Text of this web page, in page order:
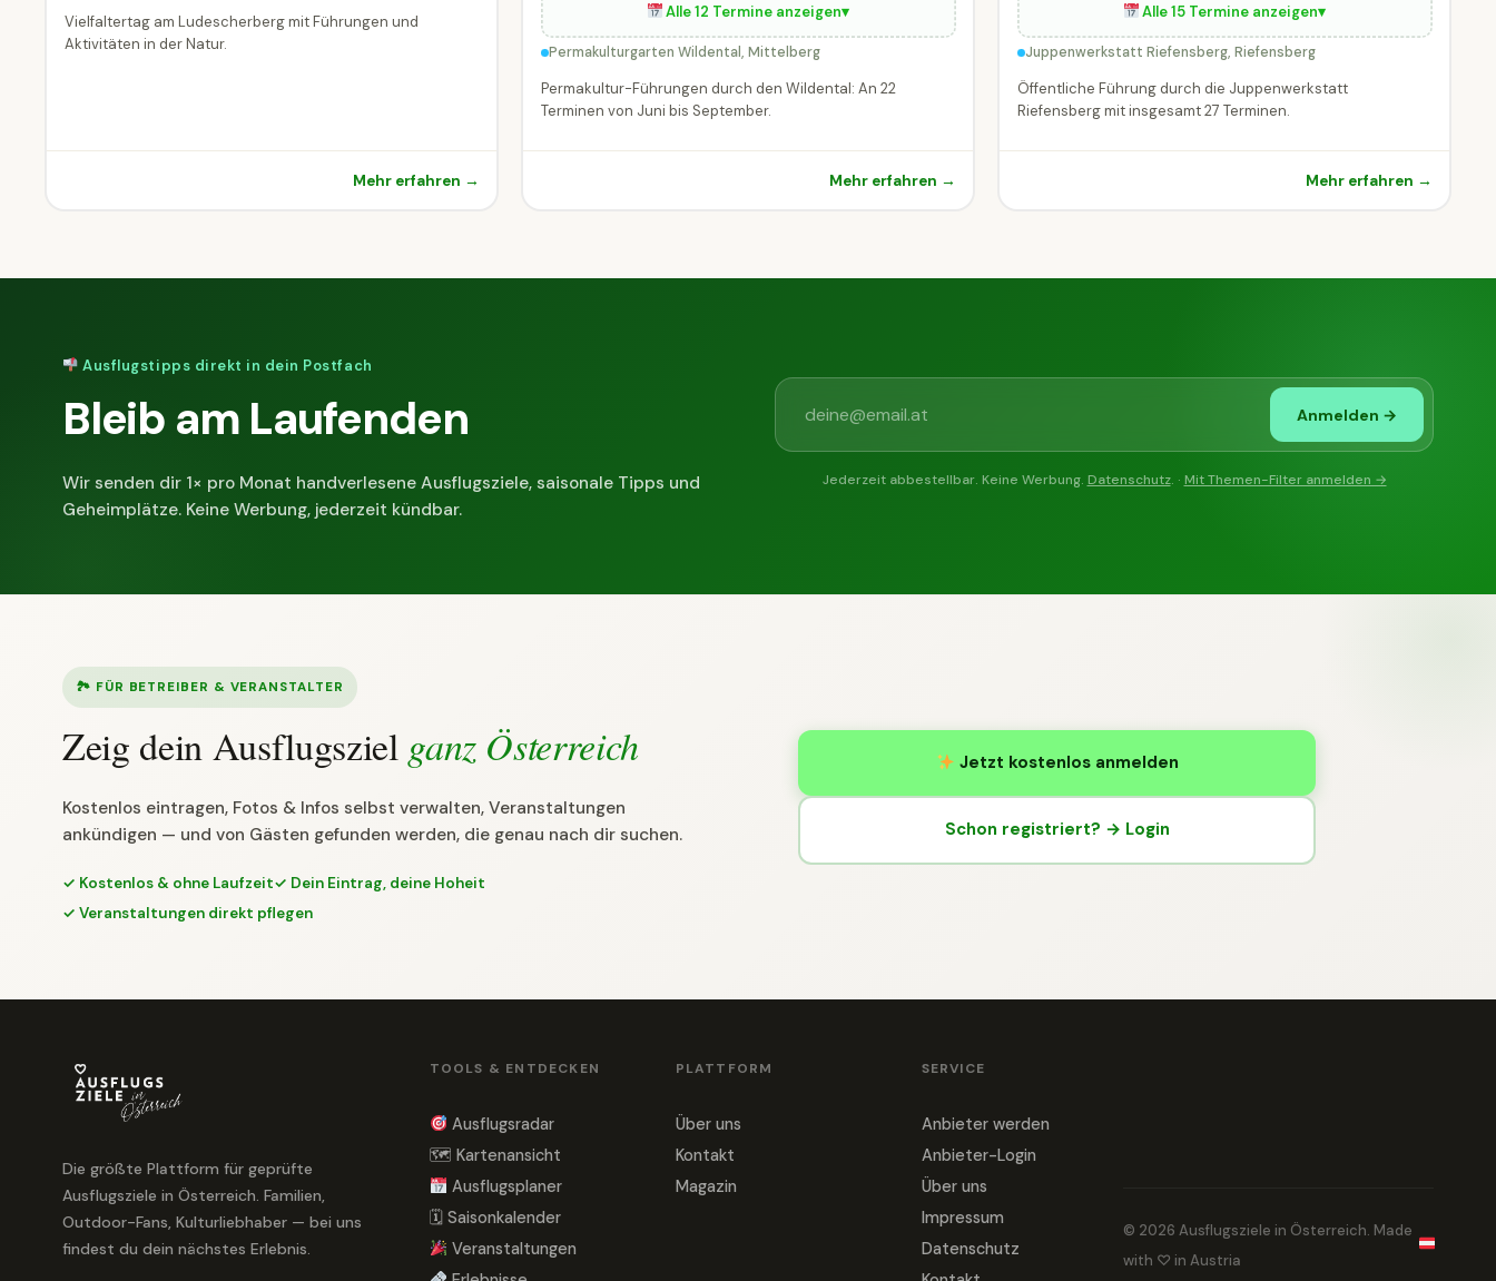
Vielfaltertag am Ludescherberg mit Führungen und
Aktivitäten in der Natur.
Mehr erfahren →
Alle 12 Termine anzeigen▾
Permakulturgarten Wildental, Mittelberg
Permakultur-Führungen durch den Wildental: An 22
Terminen von Juni bis September.
Mehr erfahren →
Alle 15 Termine anzeigen▾
Juppenwerkstatt Riefensberg, Riefensberg
Öffentliche Führung durch die Juppenwerkstatt
Riefensberg mit insgesamt 27 Terminen.
Mehr erfahren →
Ausflugstipps direkt in dein Postfach
Bleib am Laufenden
Wir senden dir 1× pro Monat handverlesene Ausflugsziele, saisonale Tipps und
Geheimplätze. Keine Werbung, jederzeit kündbar.
Anmelden →
Jederzeit abbestellbar. Keine Werbung. Datenschutz. · Mit Themen-Filter anmelden →
🏞 FÜR BETREIBER & VERANSTALTER
Zeig dein Ausflugsziel ganz Österreich
Kostenlos eintragen, Fotos & Infos selbst verwalten, Veranstaltungen
ankündigen — und von Gästen gefunden werden, die genau nach dir suchen.
✓ Kostenlos & ohne Laufzeit✓ Dein Eintrag, deine Hoheit
✓ Veranstaltungen direkt pflegen
Jetzt kostenlos anmelden
Schon registriert? → Login
Die größte Plattform für geprüfte
Ausflugsziele in Österreich. Familien,
Outdoor-Fans, Kulturliebhaber — bei uns
findest du dein nächstes Erlebnis.
TOOLS & ENTDECKEN
Ausflugsradar
🗺 Kartenansicht
Ausflugsplaner
🗓 Saisonkalender
Veranstaltungen
PLATTFORM
Über uns
Kontakt
Magazin
SERVICE
Anbieter werden
Anbieter-Login
Über uns
Impressum
Datenschutz
© 2026 Ausflugsziele in Österreich. Made
with ♡ in Austria